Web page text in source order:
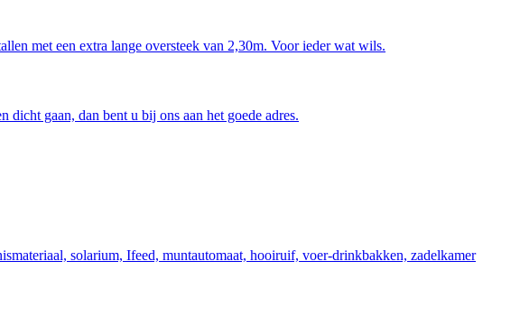
met een extra lange oversteek van 2,30m. Voor ieder wat wils.
gaan, dan bent u bij ons aan het goede adres.
solarium, Ifeed, muntautomaat, hooiruif, voer-drinkbakken, zadelkamer